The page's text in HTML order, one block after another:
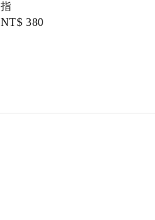
指
Regular
NT$ 380